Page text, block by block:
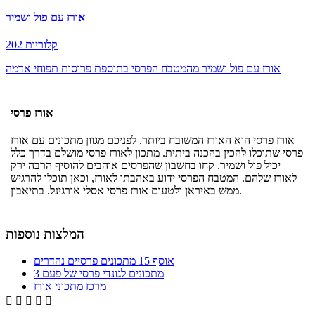
אורז עם פול ושמיר
202 קלוריות
אורז עם פול ושמיר מהמטבח הפרסי בתוספת פרוסות תפוחי אדמה
אורז פרסי
אורז פרסי הוא האורז המשובח ביותר. לפניכם מגוון מתכונים עם אורז
פרסי שתוכלו להכין בהכנה ביתית. מתכון לאורז פרסי מושלם בדרך כלל
יכיל פול ושמיר. קחו בחשבון שהפרסים אוהבים להוסיף הרבה ירק
לאורז שלהם. המטבח הפרסי ידוע באהבתו לאורז, וכאן תוכלו להרגיש
ממש באיראן ולטעום אורז פרסי אסלי אורגינל. בתיאבון.
המלצות נוספות
אוסף 15 מתכונים פרסיים נהדרים
3 מתכונים לגונדי פרסי של פעם
מרכז מתכוני אורז
    